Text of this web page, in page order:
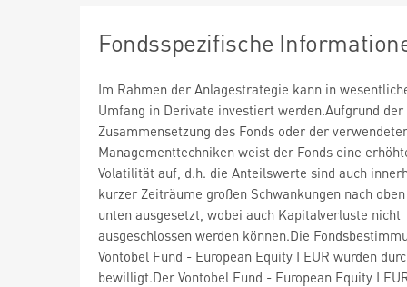
Fondsspezifische
Im Rahmen der Anlagestrategie kann in
Umfang in Derivate investiert werden.Aufgrund der
Zusammensetzung des Fonds oder der
Managementtechniken weist der Fonds eine
Volatilität auf, d.h. die Anteilswerte sind auch
kurzer Zeiträume großen Schwankungen nach
unten ausgesetzt, wobei auch Kapitalverluste nicht
ausgeschlossen werden können.Die
Vontobel Fund - European Equity I EUR wurden
bewilligt.Der Vontobel Fund - European Equity I